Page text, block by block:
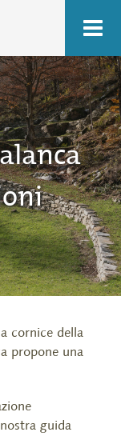
cornice della
propone una
guida